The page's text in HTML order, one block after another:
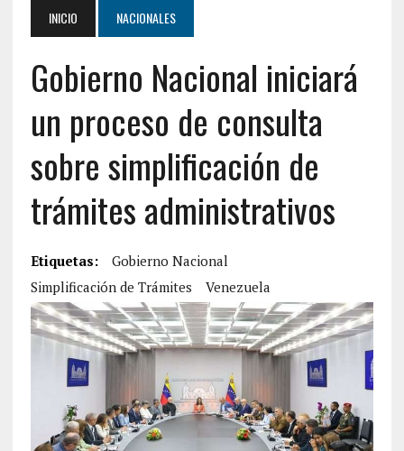
INICIO NACIONALES
Gobierno Nacional iniciará
un proceso de consulta
sobre simplificación de
trámites administrativos
Etiquetas:
Gobierno Nacional
Simplificación de Trámites
Venezuela